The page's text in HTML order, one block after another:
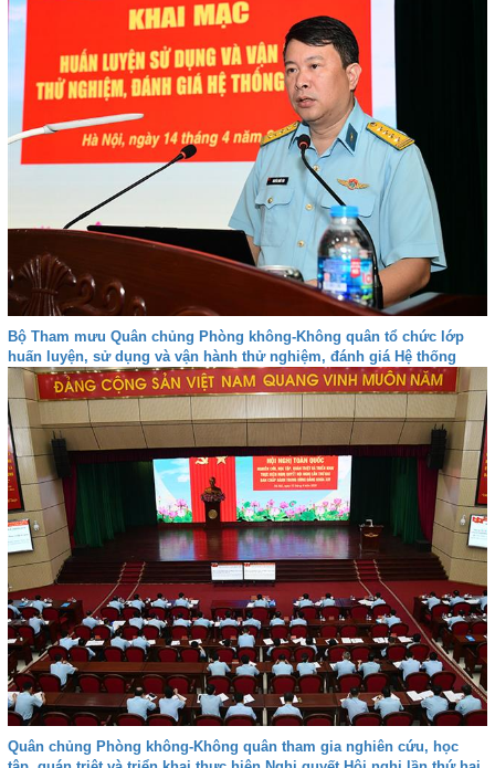
Bộ Tham mưu Quân chủng Phòng không-Không quân tổ chức lớp
huấn luyện, sử dụng và vận hành thử nghiệm, đánh giá Hệ thống
VQ2-M3
Quân chủng Phòng không-Không quân tham gia nghiên cứu, học